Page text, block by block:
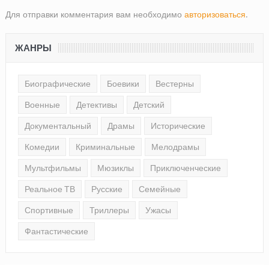
Для отправки комментария вам необходимо авторизоваться.
ЖАНРЫ
Биографические Боевики Вестерны
Военные Детективы Детский
Документальный Драмы Исторические
Комедии Криминальные Мелодрамы
Мультфильмы Мюзиклы Приключенческие
Реальное ТВ Русские Семейные
Спортивные Триллеры Ужасы
Фантастические